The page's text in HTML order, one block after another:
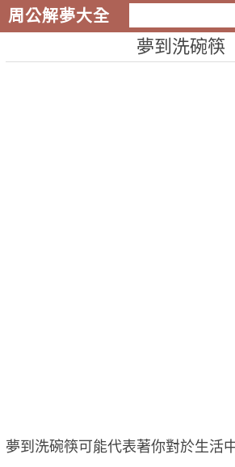
周公解夢大全
夢到洗碗筷
夢到洗碗筷可能代表著你對於生活